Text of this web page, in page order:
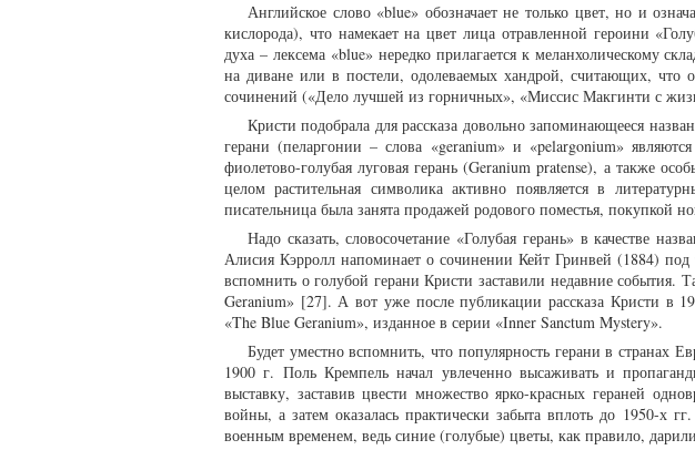
Английское слово «blue» обозначает не только цвет, но и
кислорода), что намекает на цвет лица отравленной героини
духа – лексема «blue» нередко прилагается к меланхолическому
на диване или в постели, одолеваемых хандрой, считающих,
сочинений («Дело лучшей из горничных», «Миссис Макгинти с
Кристи подобрала для рассказа довольно запоминающееся
герани (пеларгонии – слова «geranium» и «pelargonium»
фиолетово-голубая луговая герань (Geranium pratense), а также
целом растительная символика активно появляется в
писательница была занята продажей родового поместья, покупкой
Надо сказать, словосочетание «Голубая герань» в качестве
Алисия Кэрролл напоминает о сочинении Кейт Гринвей (1884)
вспомнить о голубой герани Кристи заставили недавние
Geranium» [27]. А вот уже после публикации рассказа Кристи в
«The Blue Geranium», изданное в серии «Inner Sanctum Mystery».
Будет уместно вспомнить, что популярность герани в странах
1900 г. Поль Кремпель начал увлеченно высаживать и
выставку, заставив цвести множество ярко-красных гераней
войны, а затем оказалась практически забыта вплоть до 1950-х
военным временем, ведь синие (голубые) цветы, как правило,